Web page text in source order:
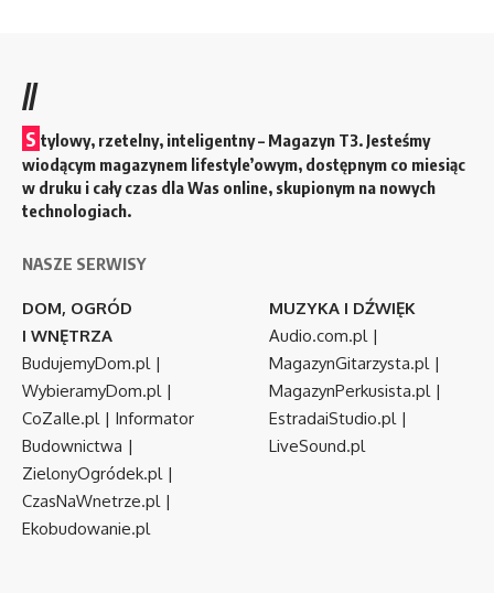
//
S tylowy, rzetelny, inteligentny – Magazyn T3. Jesteśmy
wiodącym magazynem lifestyle’owym, dostępnym co miesiąc
w druku i cały czas dla Was online, skupionym na nowych
technologiach.
NASZE SERWISY
DOM, OGRÓD
I WNĘTRZA
BudujemyDom.pl|
WybieramyDom.pl|
CoZaIle.pl| Informator
Budownictwa |
ZielonyOgródek.pl|
CzasNaWnetrze.pl|
Ekobudowanie.pl
MUZYKA I DŹWIĘK
Audio.com.pl|
MagazynGitarzysta.pl|
MagazynPerkusista.pl|
EstradaiStudio.pl|
LiveSound.pl